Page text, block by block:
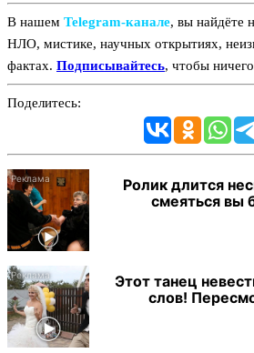
В нашем Telegram‑канале, вы найдёте
НЛО, мистике, научных открытиях,
фактах. Подписывайтесь, чтобы
Поделитесь:
Ролик длится
смеяться вы
Этот танец
слов!